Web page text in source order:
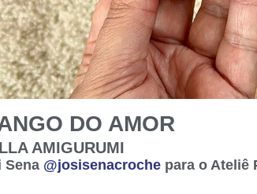
DO AMOR
AMIGURUMI
Sena @josisenacroche para o Ateliê